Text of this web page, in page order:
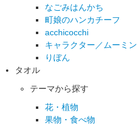
なごみはんかち
町娘のハンカチーフ
acchicocchi
キャラクター／ムーミン
りぼん
タオル
テーマから探す
花・植物
果物・食べ物